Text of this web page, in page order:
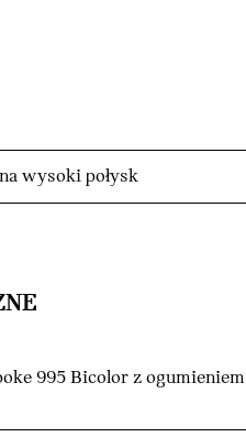
wysoki połysk
995 Bicolor z ogumieniem